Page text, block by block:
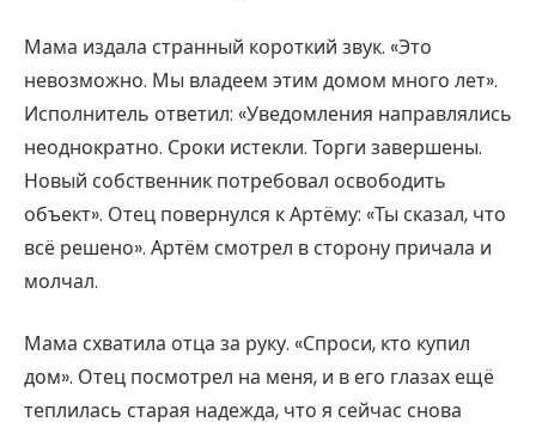
Мама издала странный короткий звук. «Это
невозможно. Мы владеем этим домом много лет».
Исполнитель ответил: «Уведомления направлялись
неоднократно. Сроки истекли. Торги завершены.
Новый собственник потребовал освободить
объект». Отец повернулся к Артёму: «Ты сказал, что
всё решено». Артём смотрел в сторону причала и
молчал.
Мама схватила отца за руку. «Спроси, кто купил
дом». Отец посмотрел на меня, и в его глазах ещё
теплилась старая надежда, что я сейчас снова